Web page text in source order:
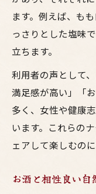
ます。例えば、も
っさりとした塩味
立ちます。
利用者の声として
満足感が高い」「
多く、女性や健康
います。これらの
ェアして楽しむのに
お酒と相性良い